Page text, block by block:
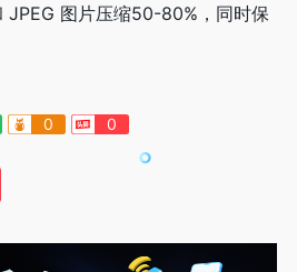
JPEG 图片压缩50-80%，同时保
0 0